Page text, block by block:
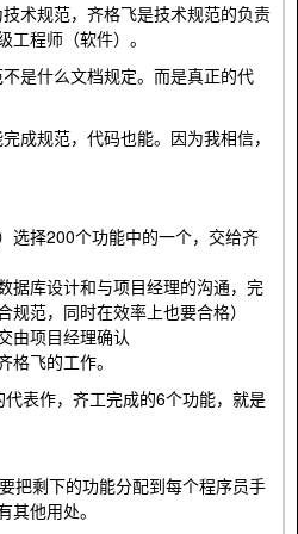
术规范，齐格飞是技术规范的负责
工程师（软件）。
是什么文档规定。而是真正的代
成规范，代码也能。因为我相信，
择200个功能中的一个，交给齐
库设计和与项目经理的沟通，完
范，同时在效率上也要合格）
由项目经理确认
飞的工作。
表作，齐工完成的6个功能，就是
把剩下的功能分配到每个程序员手
其他用处。